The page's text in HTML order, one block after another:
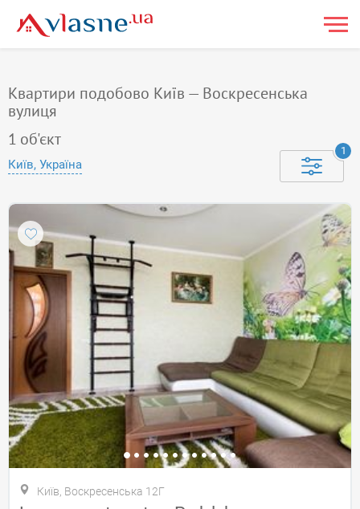
Квартири подобово Київ — Воскресенська
вулиця
1 об'єкт
Київ, Україна
1
Київ, Воскресенська 12Г